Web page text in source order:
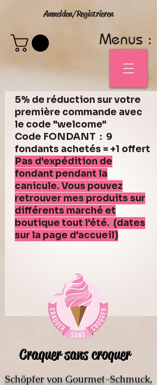
Anmelden/Registrieren
Menus :
5% de réduction sur votre
première commande avec
le code "welcome"
Code FONDANT : 9
fondants achetés = +1 offert
Pas d'expédition de
fondant pendant la
canicule. Vous pouvez
retrouver mes produits sur
différents marché et
boutique tout l'été. (dates
sur la page d'accueil)
Craquer sans croquer
Schöpfer von Gourmet-Schmuck,